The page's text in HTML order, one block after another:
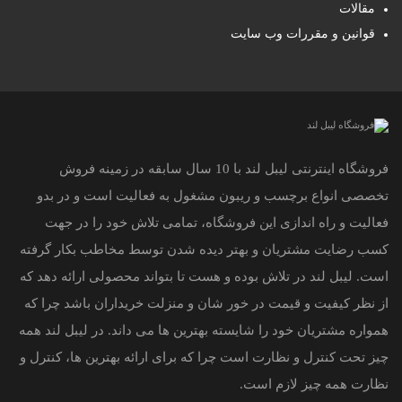
مقالات
قوانین و مقررات وب سایت
فروشگاه اینترنتی لیبل لند با 10 سال سابقه در زمینه فروش
تخصصی انواع برچسب و ریبون مشغول به فعالیت است و در بدو
فعالیت و راه اندازی این فروشگاه، تمامی تلاش خود را در جهت
کسب رضایت مشتریان و بهتر دیده شدن توسط مخاطب بکار گرفته
است. لیبل لند در تلاش بوده و هست تا بتواند محصولی ارائه دهد که
از نظر کیفیت و قیمت در خور شان و منزلت خریداران باشد چرا که
همواره مشتریان خود را شایسته بهترین ها می داند. در لیبل لند همه
چیز تحت کنترل و نظارت است چرا که برای ارائه بهترین ها، کنترل و
نظارت همه چیز لازم است.